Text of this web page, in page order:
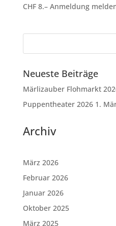
CHF 8.– Anmeldung
Neueste Beiträge
Märlizauber Flohmarkt
Puppentheater 2026 1.
Archiv
März 2026
Februar 2026
Januar 2026
Oktober 2025
März 2025